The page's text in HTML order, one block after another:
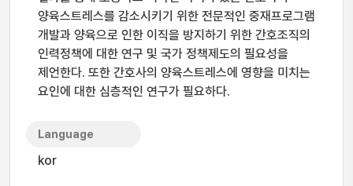
양육스트레스를 감소시키기 위한 전문적인 중재프로그램
개발과 양육으로 인한 이직을 방지하기 위한 간호조직의
인력정책에 대한 연구 및 국가 정책제도의 필요성을
제언한다. 또한 간호사의 양육스트레스에 영향을 미치는
요인에 대한 심층적인 연구가 필요하다.
Language
kor